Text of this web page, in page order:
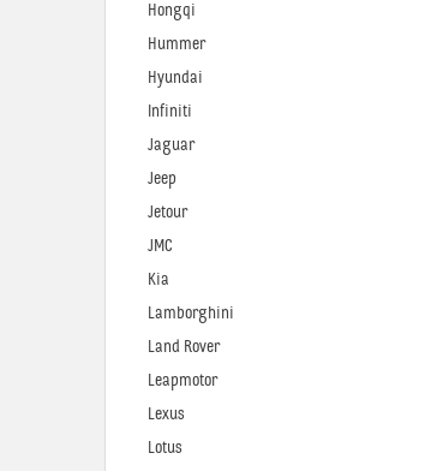
Hongqi
Hummer
Hyundai
Infiniti
Jaguar
Jeep
Jetour
JMC
Kia
Lamborghini
Land Rover
Leapmotor
Lexus
Lotus